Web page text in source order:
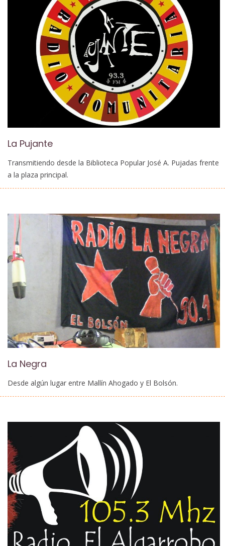
La Pujante
Transmitiendo desde la Biblioteca Popular José A. Pujadas frente
a la plaza principal.
La Negra
Desde algún lugar entre Mallín Ahogado y El Bolsón.